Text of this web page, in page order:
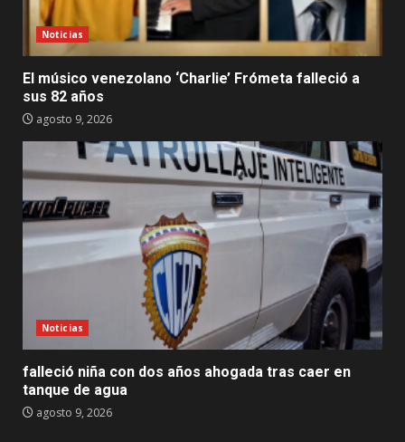
Noticias
El músico venezolano ‘Charlie’ Frómeta falleció a
sus 82 años
agosto 9, 2026
Noticias
falleció niña con dos años ahogada tras caer en
tanque de agua
agosto 9, 2026